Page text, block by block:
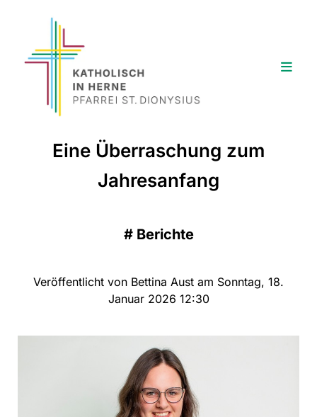
Eine Überraschung zum
Jahresanfang
# Berichte
Veröffentlicht von Bettina Aust am Sonntag, 18.
Januar 2026 12:30